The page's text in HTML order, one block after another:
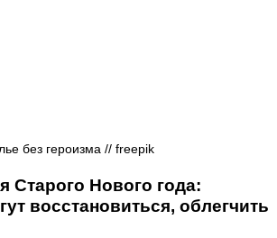
без героизма // freepik
Старого Нового года:
восстановиться, облегчить